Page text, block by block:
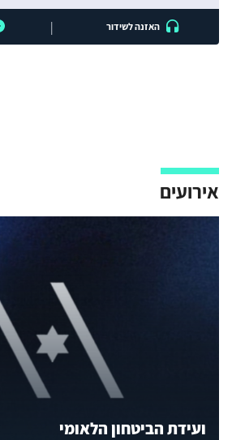
האזנה לשידור |
אירועים
ועידת הביטחון הלאומי